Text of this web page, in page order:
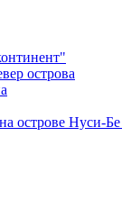
острова
острове Нуси-